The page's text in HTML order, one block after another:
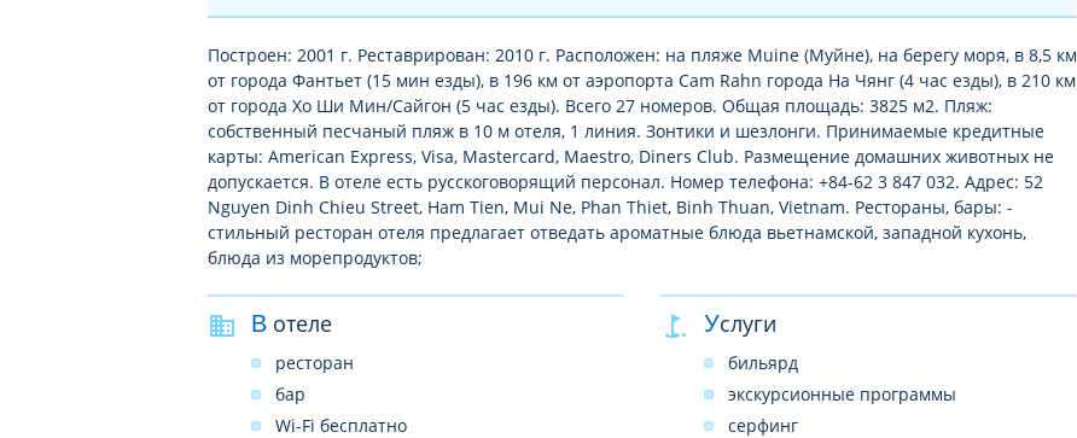
Построен: 2001 г. Реставрирован: 2010 г. Расположен: на пляже Muine (Муйне), на берегу моря, в 8,5 км
от города Фантьет (15 мин езды), в 196 км от аэропорта Cam Rahn города На Чянг (4 час езды), в 210 км
от города Хо Ши Мин/Сайгон (5 час езды). Всего 27 номеров. Общая площадь: 3825 м2. Пляж:
собственный песчаный пляж в 10 м отеля, 1 линия. Зонтики и шезлонги. Принимаемые кредитные
карты: American Express, Visa, Mastercard, Maestro, Diners Club. Размещение домашних животных не
допускается. В отеле есть русскоговорящий персонал. Номер телефона: +84-62 3 847 032. Адрес: 52
Nguyen Dinh Chieu Street, Ham Tien, Mui Ne, Phan Thiet, Binh Thuan, Vietnam. Рестораны, бары: -
стильный ресторан отеля предлагает отведать ароматные блюда вьетнамской, западной кухонь,
блюда из морепродуктов;
В отеле
ресторан
бар
Wi-Fi бесплатно
Услуги
бильярд
экскурсионные программы
серфинг